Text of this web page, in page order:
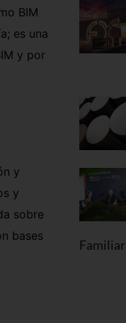
BIM
es una
y por
y
y
sobre
bases
Familiar